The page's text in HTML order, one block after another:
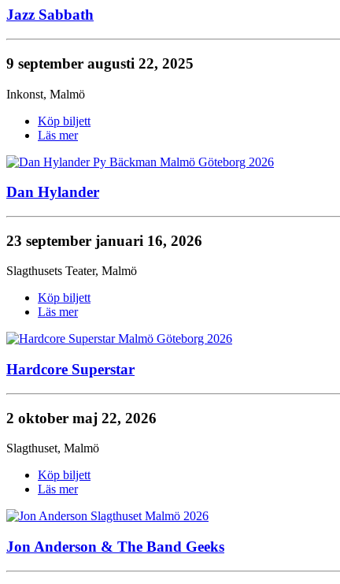
Jazz Sabbath
9 september augusti 22, 2025
Inkonst, Malmö
Köp biljett
Läs mer
Dan Hylander
23 september januari 16, 2026
Slagthusets Teater, Malmö
Köp biljett
Läs mer
Hardcore Superstar
2 oktober maj 22, 2026
Slagthuset, Malmö
Köp biljett
Läs mer
Jon Anderson & The Band Geeks